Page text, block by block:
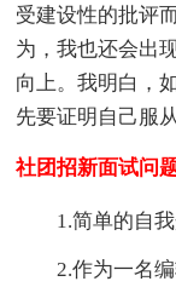
受建设性的批评
为，我也还会出
向上。我明白，
先要证明自己服
社团招新面试问
1.简单的自我
2.作为一名编